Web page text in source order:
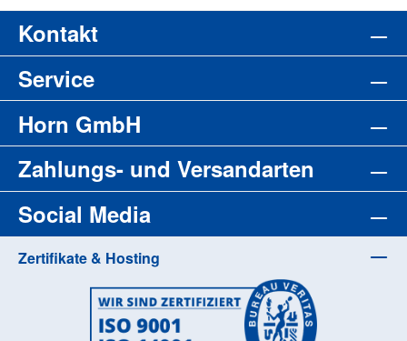
Kontakt
Service
Horn GmbH
Zahlungs- und Versandarten
Social Media
Zertifikate & Hosting